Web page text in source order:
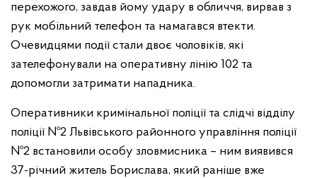
перехожого, завдав йому удару в обличчя, вирвав з
рук мобільний телефон та намагався втекти.
Очевидцями події стали двоє чоловіків, які
зателефонували на оперативну лінію 102 та
допомогли затримати нападника.
Оперативники кримінальної поліції та слідчі відділу
поліції №2 Львівського районного управління поліції
№2 встановили особу зловмисника – ним виявився
37-річний житель Борислава, який раніше вже